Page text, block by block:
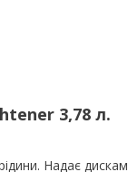
3,78 л.
Надає дискам